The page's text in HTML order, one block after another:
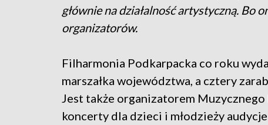
głównie na działalność artystyczną. Bo
organizatorów.
Filharmonia Podkarpacka co roku
marszałka województwa, a cztery
Jest także organizatorem
koncerty dla dzieci i młodzieży